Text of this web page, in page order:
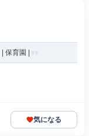
保育園 |
気になる